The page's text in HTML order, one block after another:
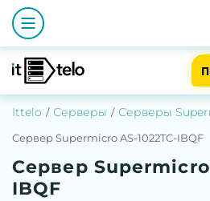
Ittelo Серверы Серверы
Сервер Supermicro AS-1022TC-IBQF
Сервер Supermicro
IBQF